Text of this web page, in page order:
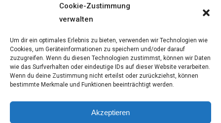
Cookie-Zustimmung
verwalten
Um dir ein optimales Erlebnis zu bieten, verwenden wir Technologien wie
Cookies, um Geräteinformationen zu speichern und/oder darauf
zuzugreifen. Wenn du diesen Technologien zustimmst, können wir Daten
wie das Surfverhalten oder eindeutige IDs auf dieser Website verarbeiten.
Wenn du deine Zustimmung nicht erteilst oder zurückziehst, können
bestimmte Merkmale und Funktionen beeinträchtigt werden.
Akzeptieren
Mythologische Abenteuer in der Welt der
Dez. 2, 2024
Ein virtueller Traum am wilden Strand